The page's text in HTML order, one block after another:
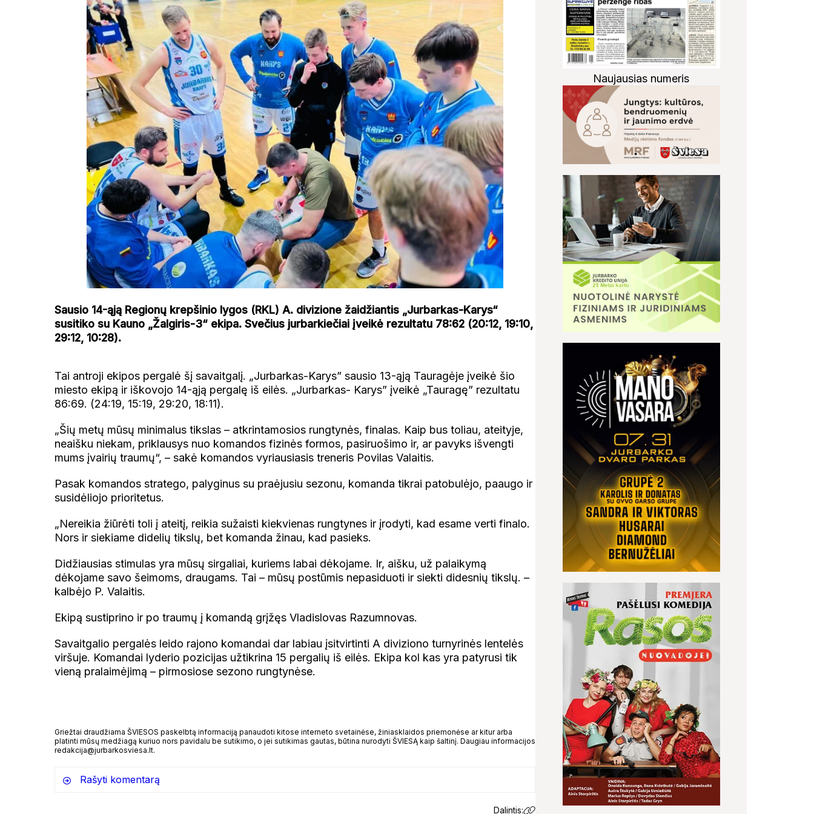
Sausio 14-ąją Regionų krepšinio lygos (RKL) A. divizione žaidžiantis „Jurbarkas-Karys“
susitiko su Kauno „Žalgiris-3“ ekipa. Svečius jurbarkiečiai įveikė rezultatu 78:62 (20:12, 19:10,
29:12, 10:28).
Tai antroji ekipos pergalė šį savaitgalį. „Jurbarkas-Karys” sausio 13-ąją Tauragėje įveikė šio
miesto ekipą ir iškovojo 14-ąją pergalę iš eilės. „Jurbarkas- Karys” įveikė „Tauragę” rezultatu
86:69. (24:19, 15:19, 29:20, 18:11).
„Šių metų mūsų minimalus tikslas – atkrintamosios rungtynės, finalas. Kaip bus toliau, ateityje,
neaišku niekam, priklausys nuo komandos fizinės formos, pasiruošimo ir, ar pavyks išvengti
mums įvairių traumų“, – sakė komandos vyriausiasis treneris Povilas Valaitis.
Pasak komandos stratego, palyginus su praėjusiu sezonu, komanda tikrai patobulėjo, paaugo ir
susidėliojo prioritetus.
„Nereikia žiūrėti toli į ateitį, reikia sužaisti kiekvienas rungtynes ir įrodyti, kad esame verti finalo.
Nors ir siekiame didelių tikslų, bet komanda žinau, kad pasieks.
Didžiausias stimulas yra mūsų sirgaliai, kuriems labai dėkojame. Ir, aišku, už palaikymą
dėkojame savo šeimoms, draugams. Tai – mūsų postūmis nepasiduoti ir siekti didesnių tikslų. –
kalbėjo P. Valaitis.
Ekipą sustiprino ir po traumų į komandą grįžęs Vladislovas Razumnovas.
Savaitgalio pergalės leido rajono komandai dar labiau įsitvirtinti A diviziono turnyrinės lentelės
viršuje. Komandai lyderio pozicijas užtikrina 15 pergalių iš eilės. Ekipa kol kas yra patyrusi tik
vieną pralaimėjimą – pirmosiose sezono rungtynėse.
Griežtai draudžiama ŠVIESOS paskelbtą informaciją panaudoti kitose interneto svetainėse, žiniasklaidos priemonėse ar kitur arba
platinti mūsų medžiagą kuriuo nors pavidalu be sutikimo, o jei sutikimas gautas, būtina nurodyti ŠVIESĄ kaip šaltinį. Daugiau informacijos
redakcija@jurbarkosviesa.lt.
Rašyti komentarą
Dalintis:
Naujausias numeris